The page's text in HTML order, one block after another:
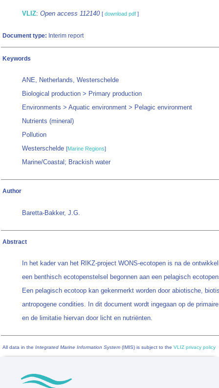
VLIZ: Open access 112140 [ download pdf ]
Document type: Interim report
Keywords
ANE, Netherlands, Westerschelde
Biological production > Primary production
Environments > Aquatic environment > Pelagic environment
Nutrients (mineral)
Pollution
Westerschelde [Marine Regions]
Marine/Coastal; Brackish water
Author
Baretta-Bakker, J.G.
Abstract
In het kader van het RIKZ-project WONS-ecotopen is na de
een benthisch ecotopenstelsel begonnen aan een pelagisch
Een pelagisch ecotoop kan gekenmerkt worden door abiotische,
antropogene condities. In dit document wordt ingegaan op de
en de limitatie hiervan door licht en nutriënten.
All data in the Integrated Marine Information System (IMIS) is subject to the VLIZ privacy policy